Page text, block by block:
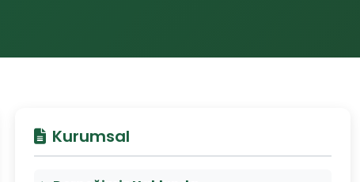
Kurumsal